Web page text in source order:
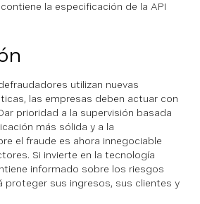
la especificación de la API
utilizan nuevas
las empresas deben actuar con
prioridad a la supervisión basada
más sólida y a la
el fraude es ahora innegociable
Si invierte en la tecnología
informado sobre los riesgos
proteger sus ingresos, sus clientes y